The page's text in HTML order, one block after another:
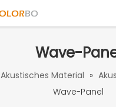
Wave-
Akustisches Material »
Wave-Panel